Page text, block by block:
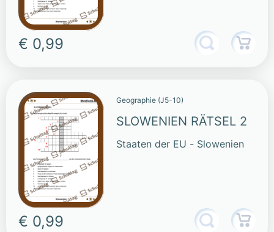
€ 0,99
Geographie (J5-10)
SLOWENIEN RÄTSEL 2
Staaten der EU - Slowenien
€ 0,99